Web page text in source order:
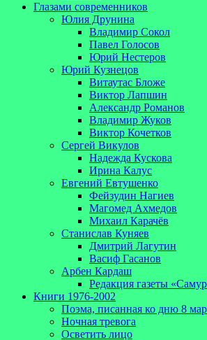
Глазами современников
Юлия Друнина
Владимир Сокол
Павел Голосов
Юрий Нестеров
Юрий Кузнецов
Витаутас Бложе
Виктор Лапшин
Александр Романов
Владимир Жуков
Виктор Кочетков
Сергей Викулов
Надежда Кускова
Ирина Калус
Евгений Евтушенко
Фейзудин Нагиев
Магомед Ахмедов
Михаил Карачёв
Станислав Куняев
Дмитрий Лагутин
Васиф Гасанов
Арбен Кардаш
Редакция газеты
Книги 1976-2002
Поэма, писанная ко дню 8
Ночная тревога
Осветить лицо